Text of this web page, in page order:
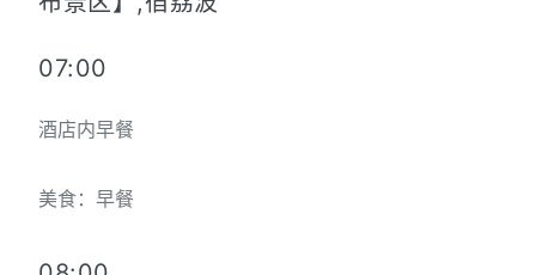
07:00
酒店内早餐
美食：早餐